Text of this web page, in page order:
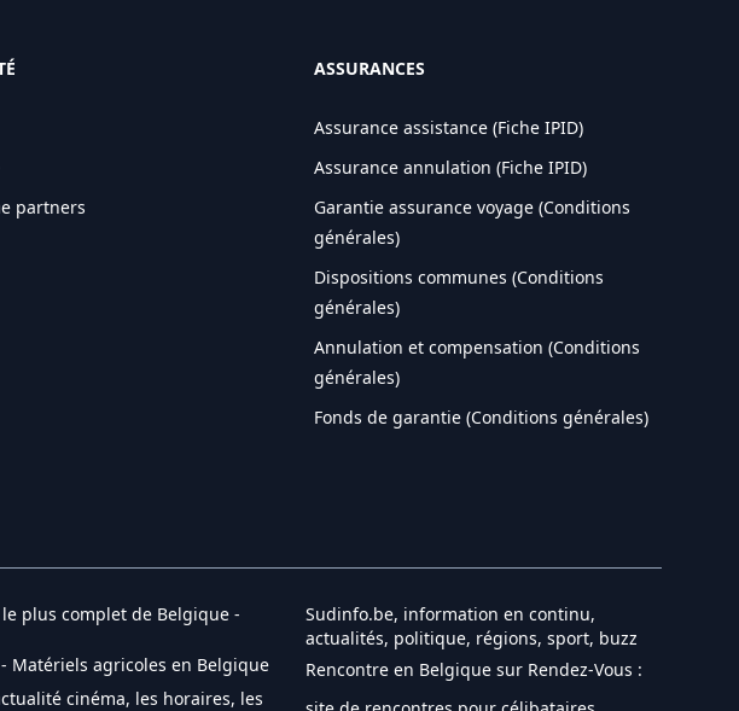
partners
ASSURANCES
Assurance assistance (Fiche IPID)
Assurance annulation (Fiche IPID)
Garantie assurance voyage (Conditions
générales)
Dispositions communes (Conditions
générales)
Annulation et compensation (Conditions
générales)
Fonds de garantie (Conditions générales)
plus complet de Belgique -
Matériels agricoles en Belgique
cinéma, les horaires, les
Sudinfo.be, information en continu,
actualités, politique, régions, sport, buzz
Rencontre en Belgique sur Rendez-Vous :